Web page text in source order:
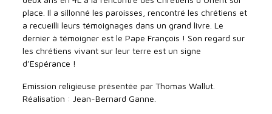
place. Il a sillonné les paroisses, rencontré les chrétiens et
a recueilli leurs témoignages dans un grand livre. Le
dernier à témoigner est le Pape François ! Son regard sur
les chrétiens vivant sur leur terre est un signe
d’Espérance !
Emission religieuse présentée par Thomas Wallut.
Réalisation : Jean-Bernard Ganne.